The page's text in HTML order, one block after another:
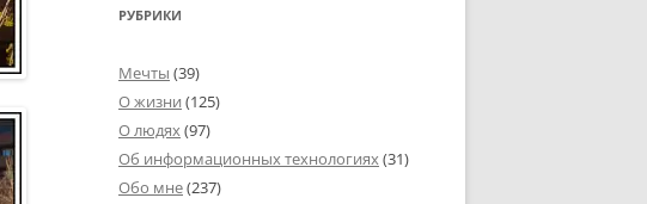
РУБРИКИ
Мечты (39)
О жизни (125)
О людях(97)
Об информационных технологиях(31)
Обо мне(237)